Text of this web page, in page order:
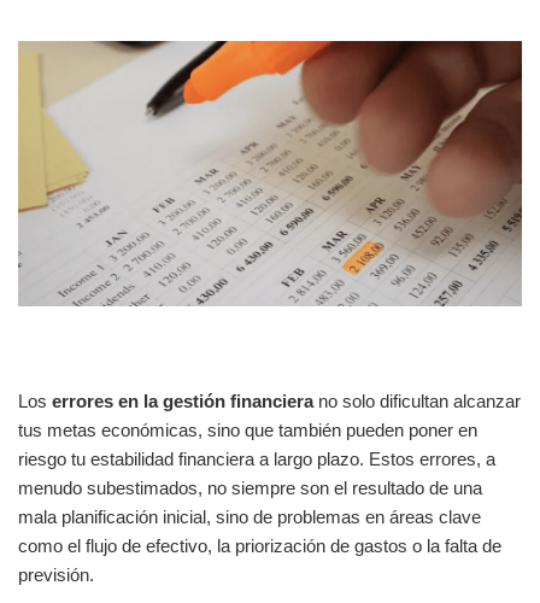
Los errores en la gestión financierano solo dificultan alcanzar
tus metas económicas, sino que también pueden poner en
riesgo tu estabilidad financiera a largo plazo. Estos errores, a
menudo subestimados, no siempre son el resultado de una
mala planificación inicial, sino de problemas en áreas clave
como el flujo de efectivo, la priorización de gastos o la falta de
previsión.